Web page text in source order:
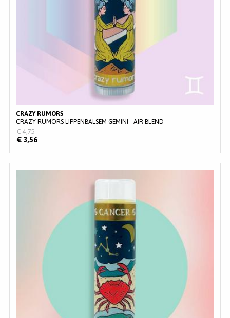
CRAZY RUMORS
CRAZY RUMORS LIPPENBALSEM GEMINI - AIR BLEND
€ 3,56
€ 4,75